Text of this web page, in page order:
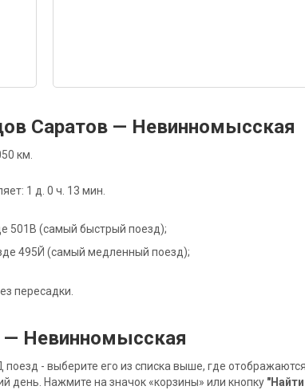
Саратов — Невинномысская
км.
1 д. 0 ч. 13 мин.
501В (самый быстрый поезд);
495Й (самый медленный поезд);
пересадки.
— Невинномысская
- выберите его из списка выше, где
день. Нажмите на значок «корзины» или кнопку "Найти